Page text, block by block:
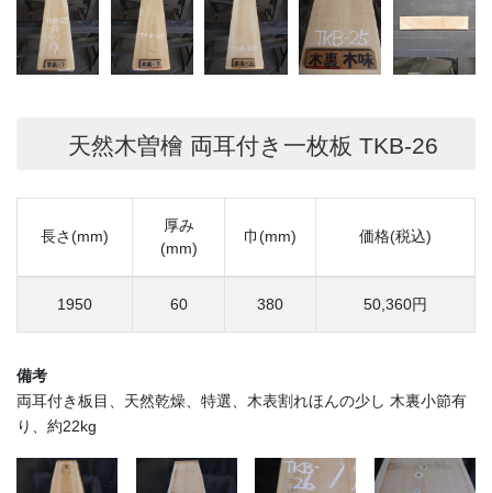
天然木曽檜 両耳付き一枚板 TKB-26
長さ(mm)
厚み
(mm)
巾(mm) 価格(税込)
1950 60 380 50,360円
備考
両耳付き板目、天然乾燥、特選、木表割れほんの少し 木裏小節有
り、約22kg